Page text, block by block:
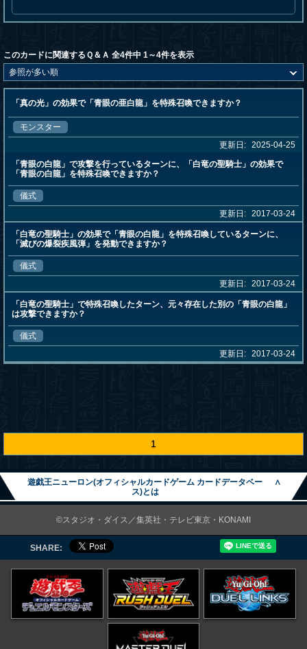
このカードに関連するＱ＆Ａ 全4件中 1～4件を表示
「真の光」の効果で「青眼の亜白龍」を特殊召喚できますか？
モンスター
更新日: 2025-04-25
「青眼の白龍」で攻撃を行っているターンに、「白竜の聖騎士」の効果で
「青眼の白龍」を特殊召喚できますか？
儀式
更新日: 2017-03-24
「白竜の聖騎士」の効果で「青眼の白龍」を特殊召喚しているターンに、
「滅びの爆裂疾風弾」を発動できますか？
儀式
更新日: 2017-03-24
「白竜の聖騎士」で特殊召喚したターン、元々存在した別の「青眼の白龍」
は攻撃できますか？
儀式
更新日: 2017-03-24
1
遊戯王ニューロン(オフィシャルカードゲーム カードデータベー
ス)とは
∧
©スタジオ・ダイス／集英社・テレビ東京・KONAMI
SHARE: